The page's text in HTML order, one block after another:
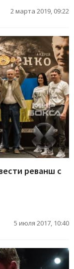
2 марта 2019, 09:22
реванш с
5 июля 2017, 10:40